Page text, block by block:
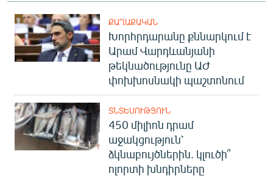
ՔԱՂԱՔԱԿԱՆ
Խորհրդարանը քննարկում է
Արամ Վարդևանյանի
թեկնածությունը ԱԺ
փոխխոսնակի պաշտոնում
ՏՆՏԵՍՈՒԹՅՈՒՆ
450 միլիոն դրամ
աջակցություն՝
ձկնաբույծներին. կլուծի՞
ոլորտի խնդիրները